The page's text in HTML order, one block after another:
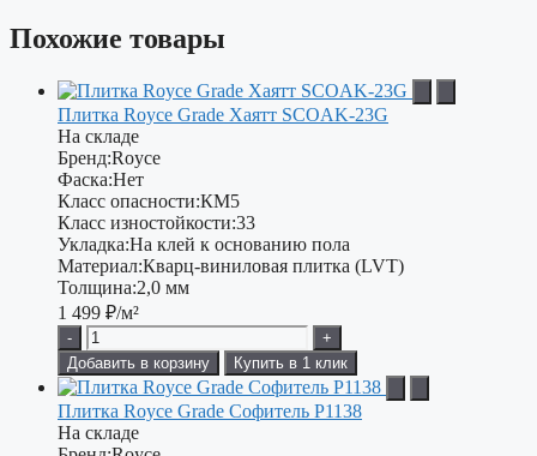
Похожие товары
Плитка Royce Grade Хаятт SCOAK-23G
На складе
Бренд:Royce
Фаска:Нет
Класс опасности:КМ5
Класс изностойкости:33
Укладка:На клей к основанию пола
Материал:Кварц-виниловая плитка (LVT)
Толщина:2,0 мм
1 499 ₽/м²
-
+
Добавить в корзину
Купить в 1 клик
Плитка Royce Grade Софитель P1138
На складе